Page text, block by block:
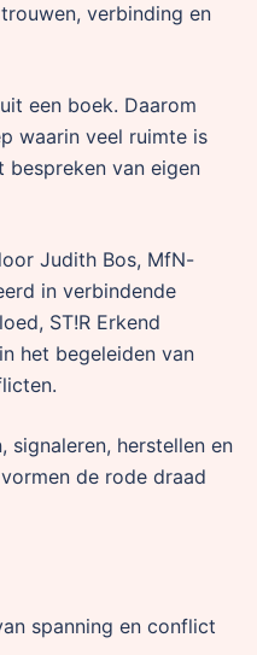
verbinding en
een boek. Daarom
waarin veel ruimte is
van eigen
Judith Bos, MfN-
in verbindende
ST!R Erkend
het begeleiden van
signaleren, herstellen en
de rode draad
spanning en conflict